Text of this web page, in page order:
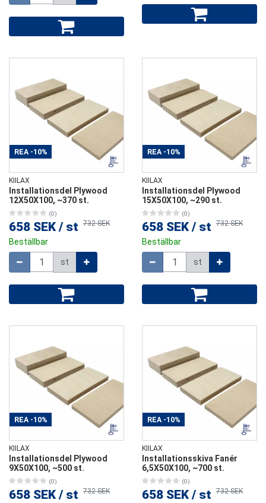
REA -10%
KIILAX
Installationsdel Plywood
12X50X100, ~370 st.
(0)
658 SEK / st 732 SEK
Beställbar
st
REA -10%
KIILAX
Installationsdel Plywood
15X50X100, ~290 st.
(0)
658 SEK / st 732 SEK
Beställbar
st
REA -10%
KIILAX
Installationsdel Plywood
9X50X100, ~500 st.
(0)
658 SEK / st 732 SEK
REA -10%
KIILAX
Installationsskiva Fanér
6,5X50X100, ~700 st.
(0)
658 SEK / st 732 SEK